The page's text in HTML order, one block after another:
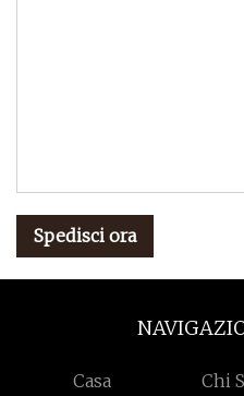
Spedisci ora
Casa Chi